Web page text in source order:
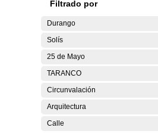
Filtrado por
Durango
Solís
25 de Mayo
TARANCO
Circunvalación
Arquitectura
Calle